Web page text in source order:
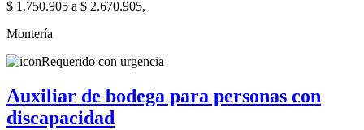
$ 1.750.905 a $ 2.670.905,
Montería
Requerido con urgencia
Auxiliar de bodega para personas con
discapacidad